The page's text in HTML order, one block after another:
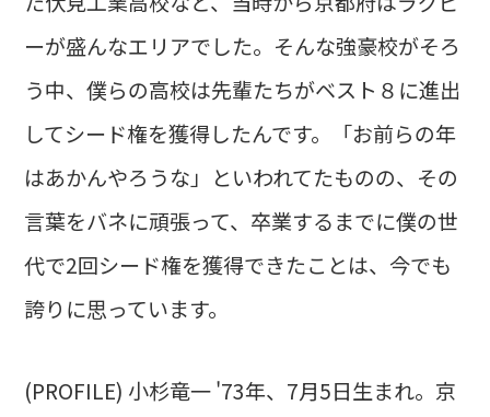
ーが盛んなエリアでした。そんな強豪校がそろ
う中、僕らの高校は先輩たちがベスト８に進出
してシード権を獲得したんです。「お前らの年
はあかんやろうな」といわれてたものの、その
言葉をバネに頑張って、卒業するまでに僕の世
代で2回シード権を獲得できたことは、今でも
誇りに思っています。
(PROFILE) 小杉竜一 '73年、7月5日生まれ。京